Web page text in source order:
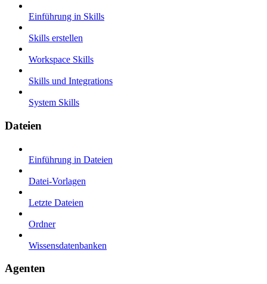
Einführung in Skills
Skills erstellen
Workspace Skills
Skills und Integrations
System Skills
Dateien
Einführung in Dateien
Datei-Vorlagen
Letzte Dateien
Ordner
Wissensdatenbanken
Agenten